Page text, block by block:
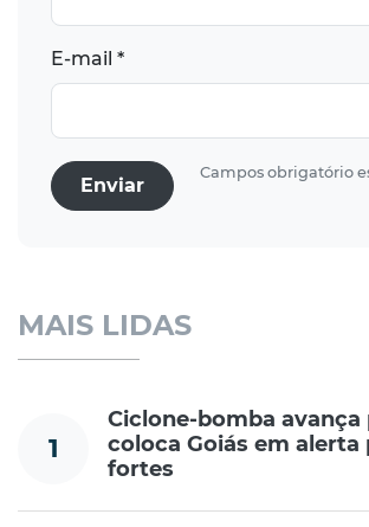
E-mail *
Enviar
Campos obrigatório
MAIS LIDAS
1
Ciclone-bomba avança
coloca Goiás em alerta
fortes